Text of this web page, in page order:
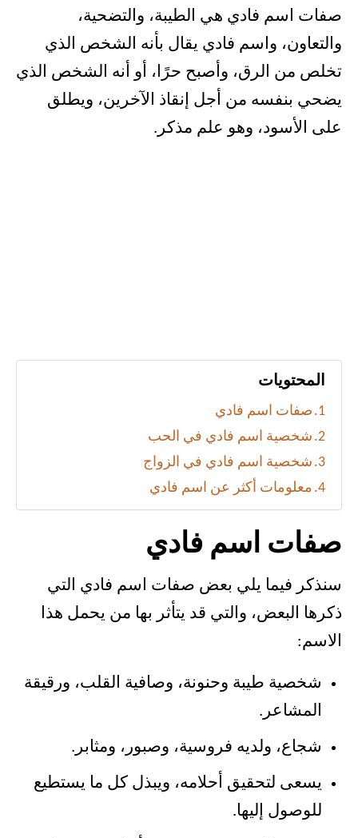
صفات اسم فادي هي الطيبة، والتضحية،
والتعاون، واسم فادي يقال بأنه الشخص الذي
تخلص من الرق، وأصبح حرًا، أو أنه الشخص الذي
يضحي بنفسه من أجل إنقاذ الآخرين، ويطلق
على الأسود، وهو علم مذكر.
المحتويات
صفات اسم فادي
شخصية اسم فادي في الحب
شخصية اسم فادي في الزواج
معلومات أكثر عن اسم فادي
صفات اسم فادي
سنذكر فيما يلي بعض صفات اسم فادي التي
ذكرها البعض، والتي قد يتأثر بها من يحمل هذا
الاسم:
شخصية طيبة وحنونة، وصافية القلب، ورقيقة
المشاعر.
شجاع، ولديه فروسية، وصبور، ومثابر.
يسعى لتحقيق أحلامه، ويبذل كل ما يستطيع
للوصول إليها.